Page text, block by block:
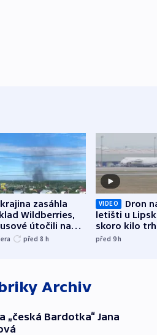
zasáhla
Wildberries,
útočili na
hasiče či
před 8 h
VIDEO
Dron
letišti u
skoro kilo
indicie
před 9h
Archiv
„česká Bardotka“ Jana